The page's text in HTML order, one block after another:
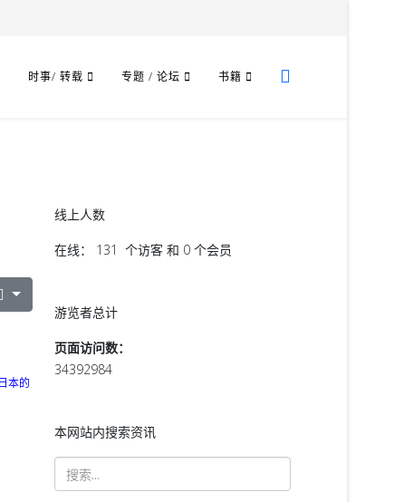
时事/ 转载 专题 / 论坛 书籍
本的
线上人数
在线： 131 个访客 和 0 个会员
游览者总计
页面访问数：
34392984
本网站内搜索资讯